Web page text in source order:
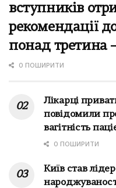
вступників
рекомендації
понад третина
0 ПОШИРИТИ
Лікарці
повідомили
вагітність
0 ПОШИРИТИ
Київ став